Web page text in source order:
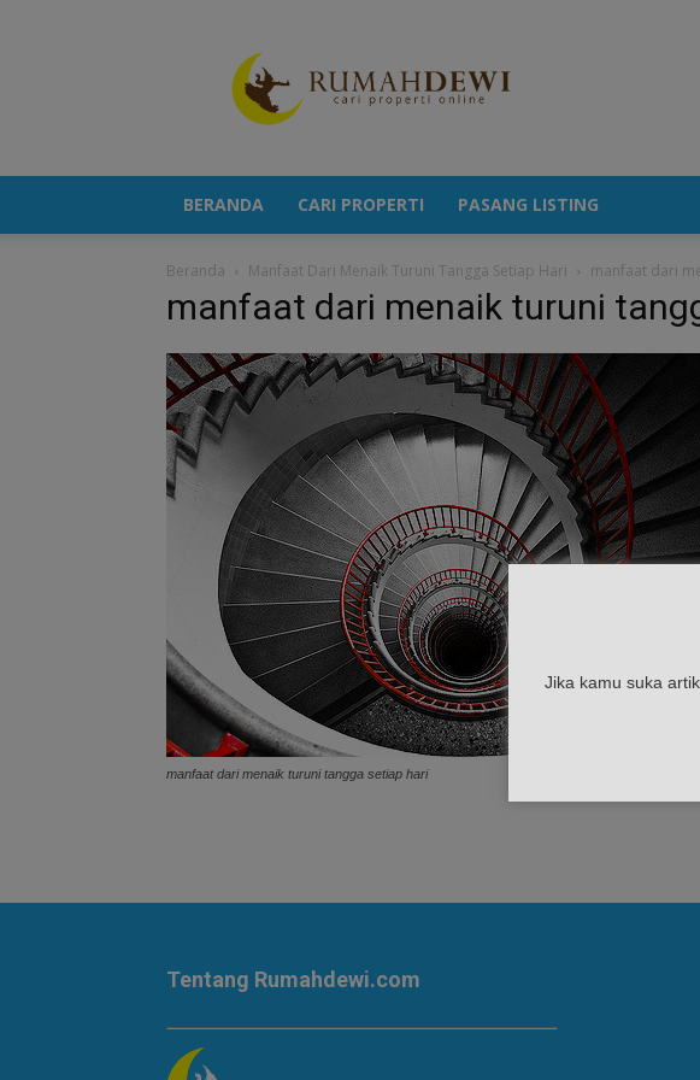
Berita
Properti
Terkini
BERANDA CARI PROPERTI PASANG LISTING
Beranda Manfaat Dari Menaik Turuni Tangga Setiap Hari manfaat dari
manfaat dari menaik turuni
manfaat dari menaik turuni tangga setiap hari
Tentang Rumahdewi.com
Jika kamu suka